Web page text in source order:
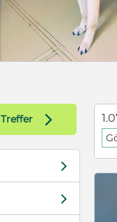
Treffer d
d
d